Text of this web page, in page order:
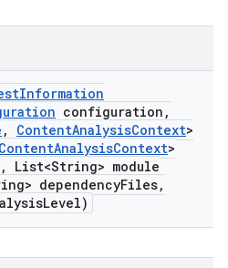
Information
configuration ,
, ContentAnalysisContext>
ContentAnalysisContext>
,
List<String> module
dependencyFiles,
Level)